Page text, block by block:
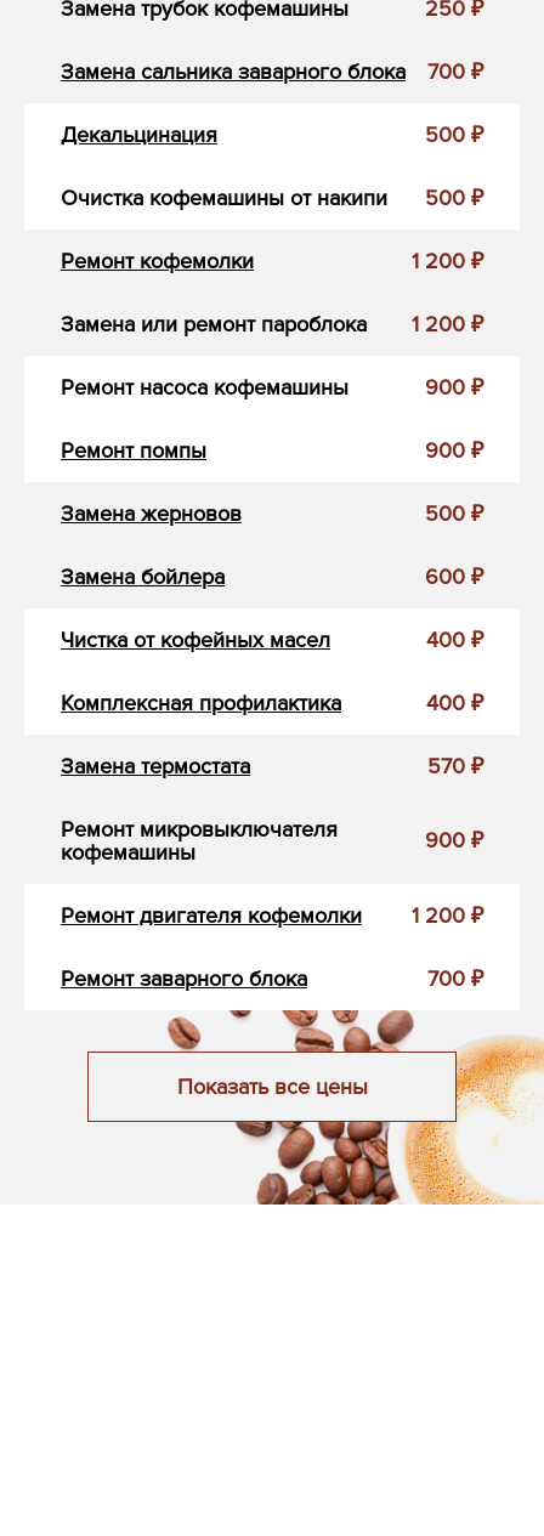
Замена трубок кофемашины 250 ₽
Замена сальника заварного блока 700 ₽
Декальцинация 500 ₽
Очистка кофемашины от накипи 500 ₽
Ремонт кофемолки 1 200 ₽
Замена или ремонт пароблока 1 200 ₽
Ремонт насоса кофемашины 900 ₽
Ремонт помпы 900 ₽
Замена жерновов 500 ₽
Замена бойлера 600 ₽
Чистка от кофейных масел 400 ₽
Комплексная профилактика 400 ₽
Замена термостата 570 ₽
Ремонт микровыключателя
кофемашины
900 ₽
Ремонт двигателя кофемолки 1 200 ₽
Ремонт заварного блока 700 ₽
Показать все цены